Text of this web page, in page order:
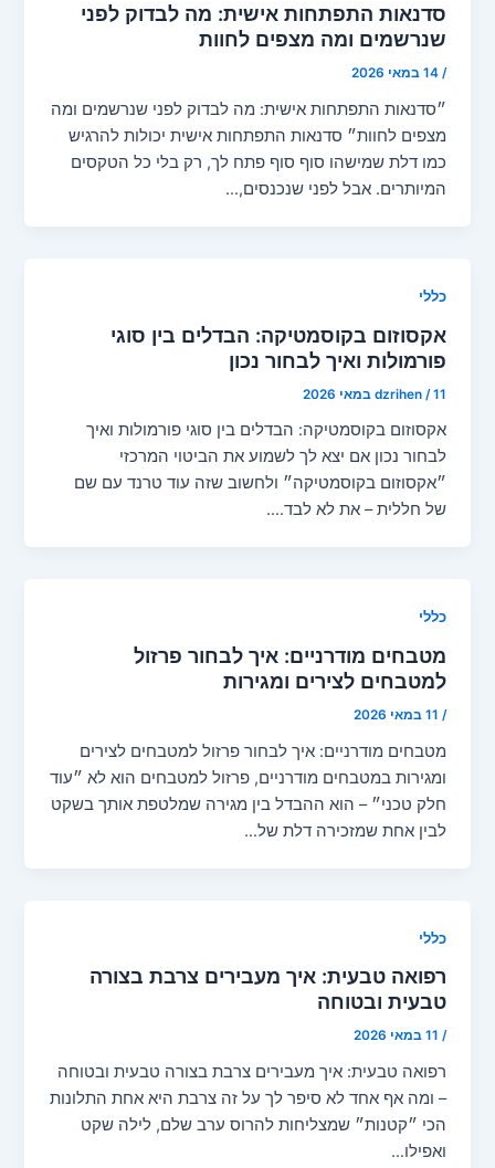
סדנאות התפתחות אישית: מה לבדוק לפני
שנרשמים ומה מצפים לחוות
/14 במאי 2026
״סדנאות התפתחות אישית: מה לבדוק לפני שנרשמים ומה
מצפים לחוות״ סדנאות התפתחות אישית יכולות להרגיש
כמו דלת שמישהו סוף סוף פתח לך, רק בלי כל הטקסים
המיותרים. אבל לפני שנכנסים,…
כללי
אקסוזום בקוסמטיקה: הבדלים בין סוגי
פורמולות ואיך לבחור נכון
dzrihen /11 במאי 2026
אקסוזום בקוסמטיקה: הבדלים בין סוגי פורמולות ואיך
לבחור נכון אם יצא לך לשמוע את הביטוי המרכזי
״אקסוזום בקוסמטיקה״ ולחשוב שזה עוד טרנד עם שם
של חללית – את לא לבד.…
כללי
מטבחים מודרניים: איך לבחור פרזול
למטבחים לצירים ומגירות
/ 11 במאי 2026
מטבחים מודרניים: איך לבחור פרזול למטבחים לצירים
ומגירות במטבחים מודרניים, פרזול למטבחים הוא לא ״עוד
חלק טכני״ – הוא ההבדל בין מגירה שמלטפת אותך בשקט
לבין אחת שמזכירה דלת של…
כללי
רפואה טבעית: איך מעבירים צרבת בצורה
טבעית ובטוחה
/ 11 במאי 2026
רפואה טבעית: איך מעבירים צרבת בצורה טבעית ובטוחה
– ומה אף אחד לא סיפר לך על זה צרבת היא אחת התלונות
הכי ״קטנות״ שמצליחות להרוס ערב שלם, לילה שקט
ואפילו…